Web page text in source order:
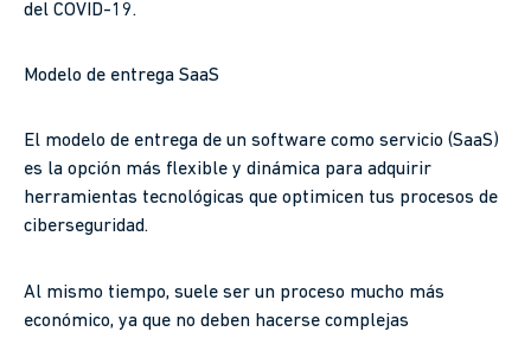
del COVID-19.
Modelo de entrega SaaS
El modelo de entrega de un software como servicio (SaaS)
es la opción más flexible y dinámica para adquirir
herramientas tecnológicas que optimicen tus procesos de
ciberseguridad.
Al mismo tiempo, suele ser un proceso mucho más
económico, ya que no deben hacerse complejas